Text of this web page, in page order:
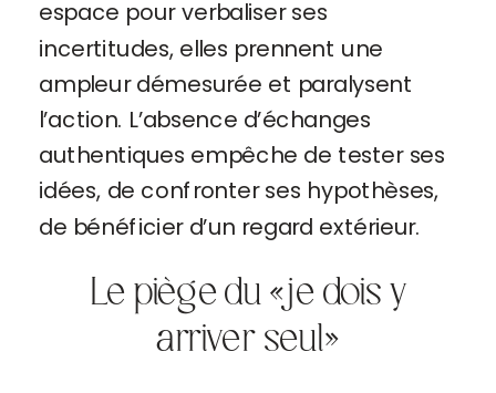
espace pour verbaliser ses
incertitudes, elles prennent une
ampleur démesurée et paralysent
l’action. L’absence d’échanges
authentiques empêche de tester ses
idées, de confronter ses hypothèses,
de bénéficier d’un regard extérieur.
Le piège du « je dois y
arriver seul »